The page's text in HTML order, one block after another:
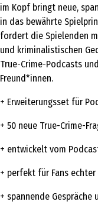
im Kopf bringt neue,
in das bewährte
fordert die Spielenden
und kriminalistischen
True-Crime-Podcasts
Freund*innen.
+ Erweiterungsset für
+ 50 neue True-Crime-
+ entwickelt vom
+ perfekt für Fans
+ spannende Gespräche